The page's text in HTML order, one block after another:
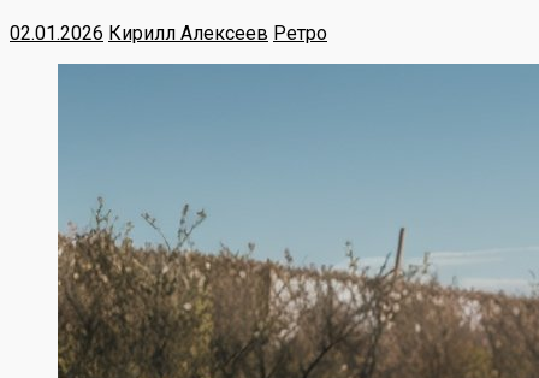
02.01.2026 Кирилл Алексеев Ретро